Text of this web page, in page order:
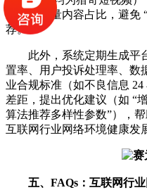
类、正能量内容占比，避免
荐。
此外，系统定期生成平
置率、用户投诉处理率、数
业合规标准（如不良信息
差距，提出优化建议（如 “
算法推荐多样性参数”），
互联网行业网络环境健康发
五、FAQs：互联网行